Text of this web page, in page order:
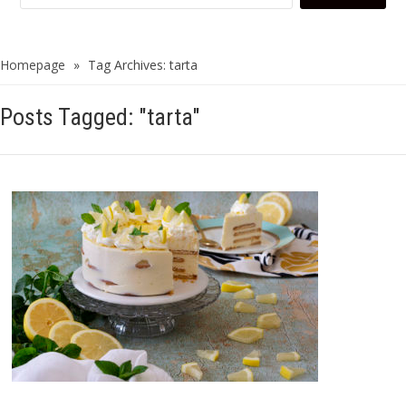
Homepage » Tag Archives: tarta
Posts Tagged: "tarta"